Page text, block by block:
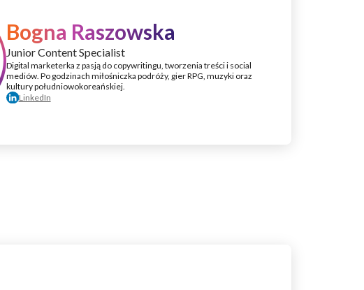
Bogna Raszowska
Junior Content Specialist
Digital marketerka z pasją do copywritingu, tworzenia treści i social
mediów. Po godzinach miłośniczka podróży, gier RPG, muzyki oraz
kultury południowokoreańskiej.
LinkedIn